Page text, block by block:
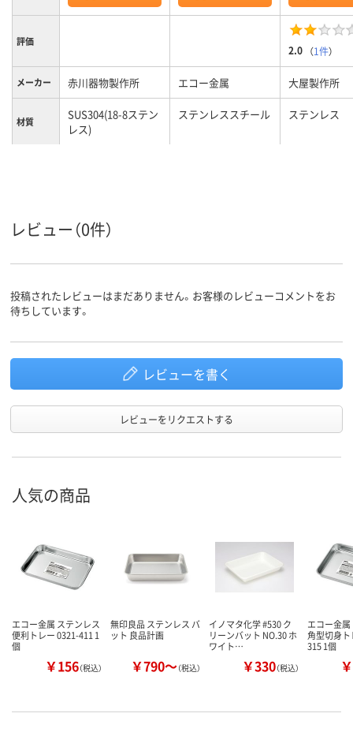
評価
2.0 （1件）
メーカー 赤川器物製作所 エコー金属 大屋製作所
材質
SUS304(18-8ステン
レス)
ステンレススチール ステンレス
レビュー（0件）
投稿されたレビューはまだありません。お客様のレビューコメントをお
待ちしています。
レビューを書く
レビューをリクエストする
人気の商品
エコー金属 ステンレス
便利トレー 0321-411 1
個
￥156（税込）
無印良品 ステンレス バ
ット 良品計画
￥790～（税込）
イノマタ化学 #530 ク
リーンバット NO.30 ホ
ワイト…
￥330（税込）
エコー金
角型切身ト
315 1個